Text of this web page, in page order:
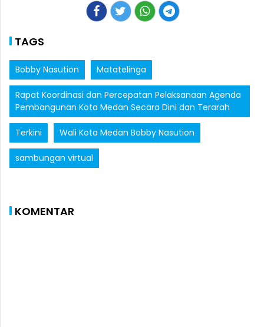
TAGS
Bobby Nasution Matatelinga
Rapat Koordinasi dan Percepatan Pelaksanaan Agenda
Pembangunan Kota Medan Secara Dini dan Terarah
Terkini Wali Kota Medan Bobby Nasution
sambungan virtual
KOMENTAR